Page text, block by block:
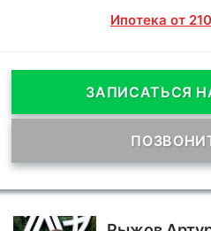
Ипотека от
ЗАПИСАТЬСЯ